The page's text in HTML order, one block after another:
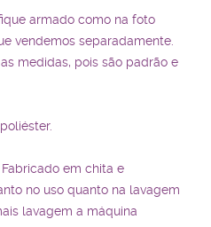
armado como na foto
vendemos separadamente.
medidas, pois são padrão e
em chita e
no uso quanto na lavagem
lavagem a máquina